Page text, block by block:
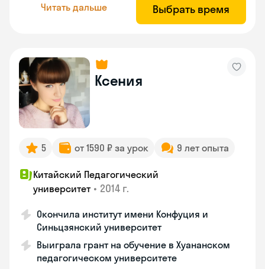
Читать дальше Выбрать время
Ксения
5 от 1590 ₽ за урок 9 лет опыта
Китайский Педагогический
университет • 2014 г.
Окончила институт имени Конфуция и
Синьцзянский университет
Выиграла грант на обучение в Хуананском
педагогическом университете